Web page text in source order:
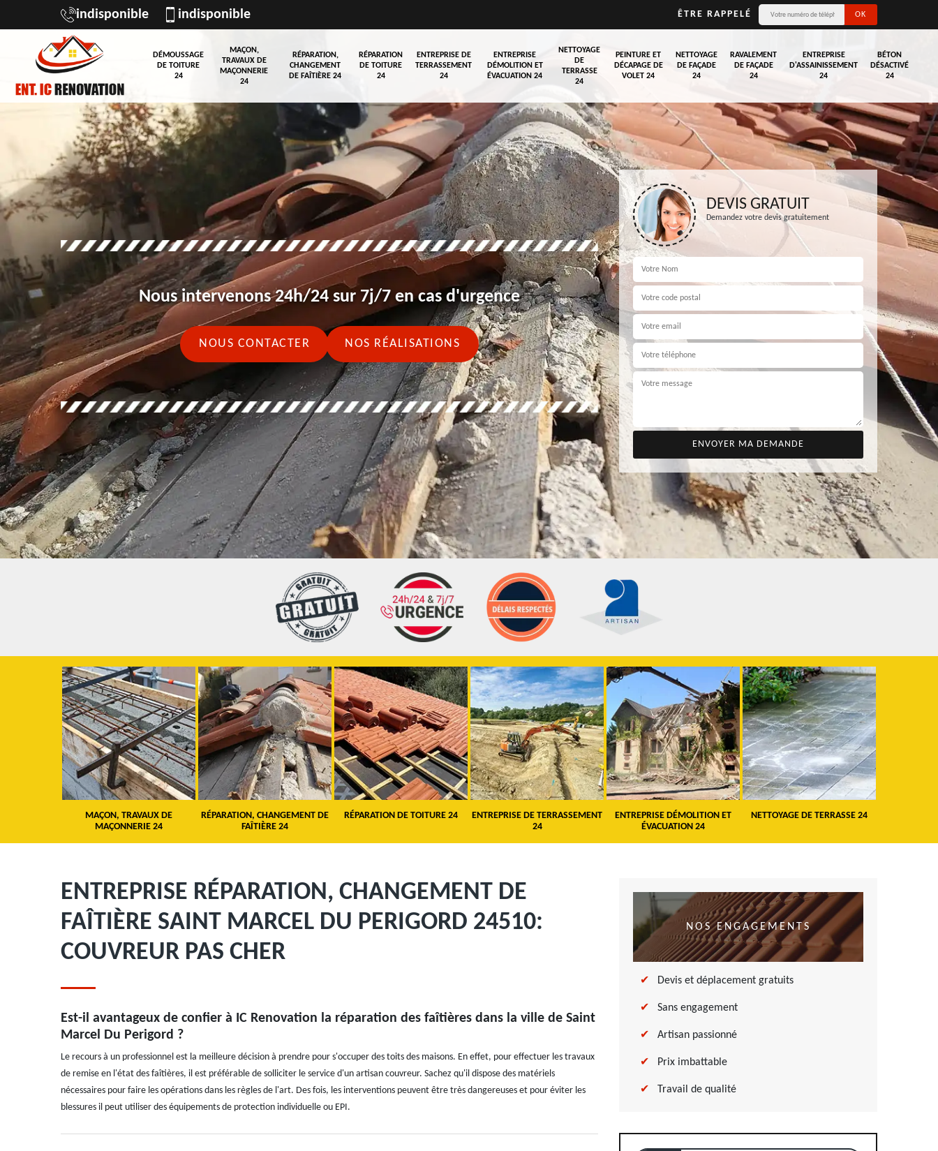
indisponible indisponible ÊTRE RAPPELÉ
DÉMOUSSAGE
DE TOITURE
24
MAÇON,
TRAVAUX DE
MAÇONNERIE
24
RÉPARATION,
CHANGEMENT
DE FAÎTIÈRE 24
RÉPARATION
DE TOITURE
24
ENTREPRISE DE
TERRASSEMENT
24
ENTREPRISE
DÉMOLITION ET
ÉVACUATION 24
NETTOYAGE
DE
TERRASSE
24
PEINTURE ET
DÉCAPAGE DE
VOLET 24
NETTOYAGE
DE FAÇADE
24
RAVALEMENT
DE FAÇADE
24
ENTREPRISE
D'ASSAINISSEMENT
24
BÉTON
DÉSACTIVÉ
24
Nous intervenons 24h/24 sur 7j/7 en cas d'urgence
NOUS CONTACTER NOS RÉALISATIONS
DEVIS GRATUIT
Demandez votre devis gratuitement
MAÇON, TRAVAUX DE
MAÇONNERIE 24
RÉPARATION, CHANGEMENT DE
FAÎTIÈRE 24
RÉPARATION DE TOITURE 24
ENTREPRISE DE TERRASSEMENT
24
ENTREPRISE DÉMOLITION ET
ÉVACUATION 24
NETTOYAGE DE TERRASSE 24
ENTREPRISE RÉPARATION, CHANGEMENT DE
FAÎTIÈRE SAINT MARCEL DU PERIGORD 24510:
COUVREUR PAS CHER
Est-il avantageux de confier à IC Renovation la réparation des faîtières dans la ville de Saint
Marcel Du Perigord ?
Le recours à un professionnel est la meilleure décision à prendre pour s'occuper des toits des maisons. En effet, pour effectuer les travaux
de remise en l'état des faîtières, il est préférable de solliciter le service d'un artisan couvreur. Sachez qu'il dispose des matériels
nécessaires pour faire les opérations dans les règles de l'art. Des fois, les interventions peuvent être très dangereuses et pour éviter les
blessures il peut utiliser des équipements de protection individuelle ou EPI.
NOS ENGAGEMENTS
Devis et déplacement gratuits
Sans engagement
Artisan passionné
Prix imbattable
Travail de qualité